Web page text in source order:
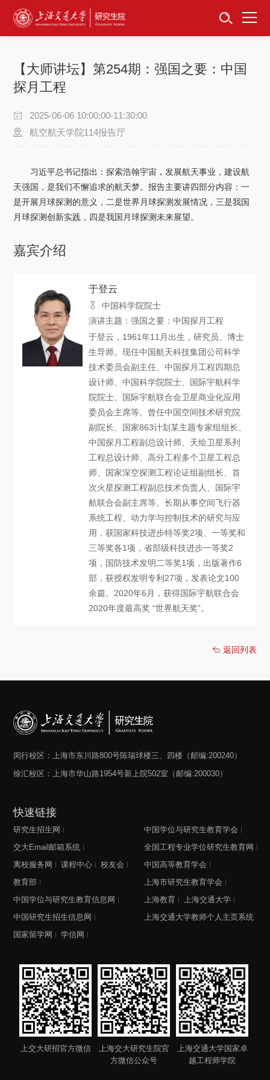
首页
招生工作
培养服务
卓越工程师
专项工作
信息公开
选择身份
信息系统
联系我们 EN
【大师讲坛】第254期：强国之要：中国
探月工程
2025-06-06 10:00:00-11:30:00
航空航天学院114报告厅
习近平总书记指出：探索浩翰宇宙，发展航天事业，建设航
天强国，是我们不懈追求的航天梦。报告主要讲四部分内容：一
是开展月球探测的意义，二是世界月球探测发展情况，三是我国
月球探测创新实践，四是我国月球探测未来展望。
嘉宾介绍
于登云
中国科学院院士
演讲主题：强国之要：中国探月工程
于登云，1961年11月出生，研究员、博士
生导师。现任中国航天科技集团公司科学
技术委员会副主任、中国探月工程四期总
设计师、中国科学院院士、国际宇航科学
院院士、国际宇航联合会卫星商业化应用
委员会主席等。曾任中国空间技术研究院
副院长、国家863计划某主题专家组组长、
中国探月工程副总设计师、天绘卫星系列
工程总设计师、高分工程多个卫星工程总
师、国家深空探测工程论证组副组长、首
次火星探测工程副总技术负责人、国际宇
航联合会副主席等。长期从事空间飞行器
系统工程、动力学与控制技术的研究与应
用，获国家科技进步特等奖2项、一等奖和
三等奖各1项，省部级科技进步一等奖2
项，国防技术发明二等奖1项，出版著作6
部，获授权发明专利27项，发表论文100
余篇。2020年6月，获得国际宇航联合会
2020年度最高奖 “世界航天奖”。
返回列表
闵行校区：上海市东川路800号陈瑞球楼三、四楼（邮编:200240）
徐汇校区：上海市华山路1954号新上院502室（邮编:200030）
快速链接
研究生招生网
交大Email邮箱系统
离校服务网
课程中心
校友会
教育部
中国学位与研究生教育信息网
中国研究生招生信息网
国家留学网
学信网
中国学位与研究生教育学会
全国工程专业学位研究生教育网
中国高等教育学会
上海市研究生教育学会
上海教育
上海交通大学
上海交通大学教师个人主页系统
上交大研招官方微信
上海交大研究生院官
方微信公众号
上海交通大学国家卓
越工程师学院